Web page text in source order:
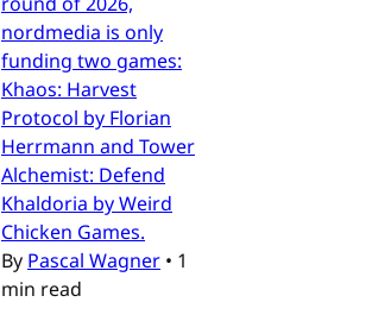
nordmedia is only
funding two games:
Khaos: Harvest
Protocol by Florian
Herrmann and Tower
Alchemist: Defend
Khaldoria by Weird
Chicken Games.
By Pascal Wagner • 1
min read